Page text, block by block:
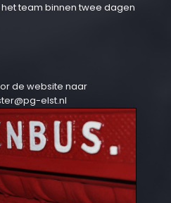
team binnen twee dagen
de website naar
elst.nl